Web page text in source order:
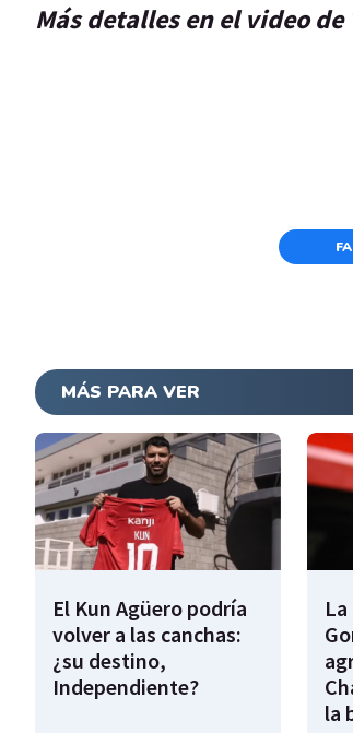
Más detalles en el video de
MÁS PARA VER
El Kun Agüero podría
volver a las canchas:
¿su destino,
Independiente?
la